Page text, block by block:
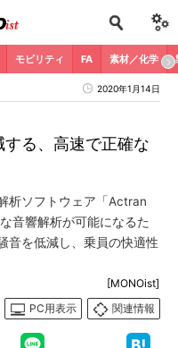
モビリティ FA 素材／化学
2020年1月14日
る、高速で正確な
析ソフトウェア「Actran
音響解析が可能になるた
音を低減し、乗員の快適性
[MONOist]
PC用表示
関連情報